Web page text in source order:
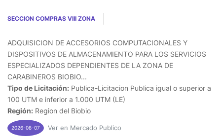
SECCION COMPRAS VIII ZONA
ADQUISICION DE ACCESORIOS COMPUTACIONALES Y
DISPOSITIVOS DE ALMACENAMIENTO PARA LOS SERVICIOS
ESPECIALIZADOS DEPENDIENTES DE LA ZONA DE
CARABINEROS BIOBIO...
Tipo de Licitación: Publica-Licitacion Publica igual o superior a
100 UTM e inferior a 1.000 UTM (LE)
Región: Region del Biobio
2026-08-07 Ver en Mercado Publico